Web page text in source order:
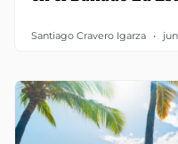
Santiago Cravero Igarza